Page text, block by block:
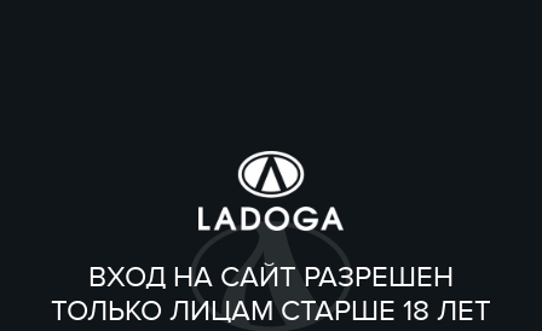
ВХОД НА САЙТ РАЗРЕШЕН
ТОЛЬКО ЛИЦАМ СТАРШЕ 18 ЛЕТ